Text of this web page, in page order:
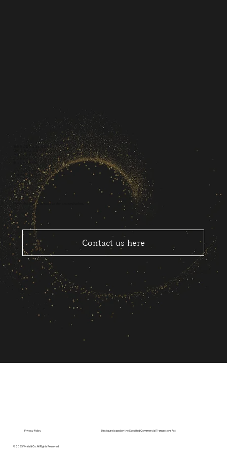
事例でご覧いただいたように、
Viviris & Co.は自社でのプロダクトや
クライアントと共に、
想いをクリエイティブとして
形にしてきました。
次は、あなたのプロジェクトを
一緒に創り上げませんか？
Please feel free to contact us for a consultation.
Contact us here
Privacy Policy Disclosure based on the Specified Commercial Transactions Act
© 2025 Viviris & Co. All Rights Reserved.